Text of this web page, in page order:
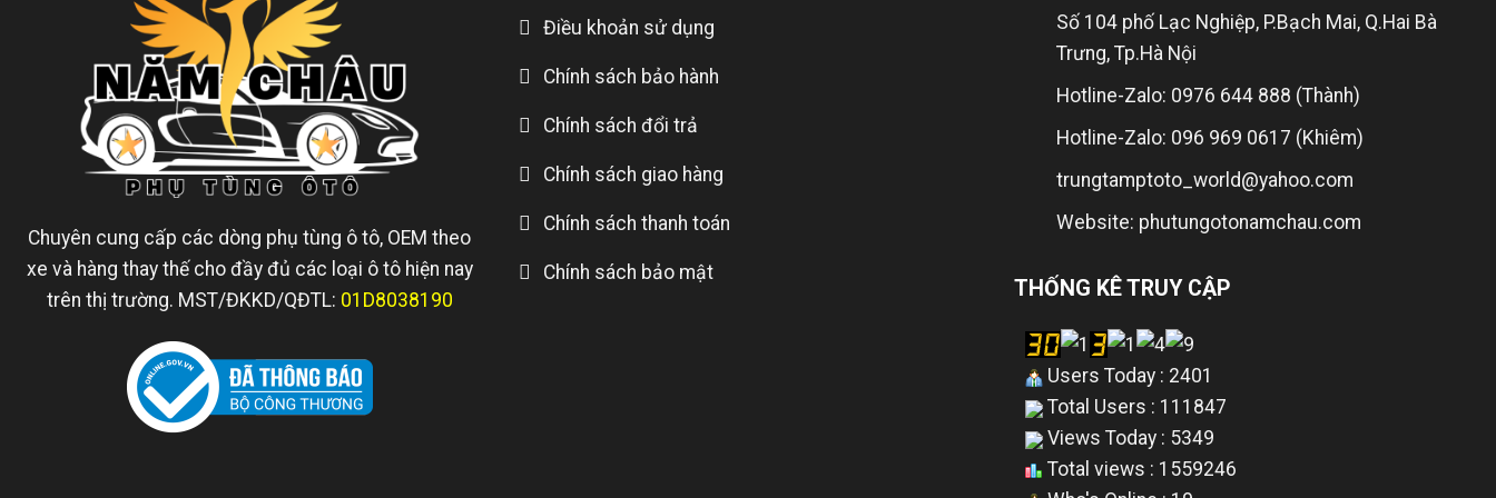
Chuyên cung cấp các dòng phụ tùng ô tô, OEM theo
xe và hàng thay thế cho đầy đủ các loại ô tô hiện nay
trên thị trường. MST/ĐKKD/QĐTL: 01D8038190
Điều khoản sử dụng
Chính sách bảo hành
Chính sách đổi trả
Chính sách giao hàng
Chính sách thanh toán
Chính sách bảo mật
Số 104 phố Lạc Nghiệp, P.Bạch Mai, Q.Hai Bà
Trưng, Tp.Hà Nội
Hotline-Zalo: 0976 644 888 (Thành)
Hotline-Zalo: 096 969 0617 (Khiêm)
trungtamptoto_world@yahoo.com
Website: phutungotonamchau.com
THỐNG KÊ TRUY CẬP
Users Today : 2401
Total Users : 111847
Views Today : 5349
Total views : 1559246